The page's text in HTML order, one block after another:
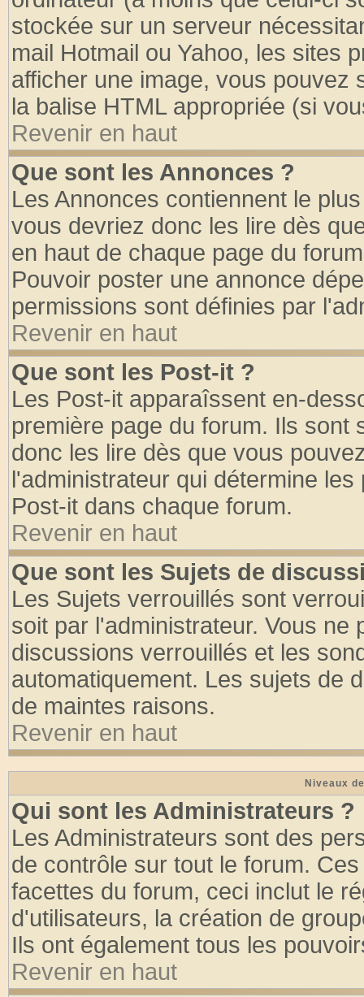
stockée sur un serveur
mail Hotmail ou Yahoo, les sites
afficher une image, vous pouvez
la balise HTML appropriée (si
Revenir en haut
Que sont les Annonces ?
Les Annonces contiennent le
vous devriez donc les lire dès
en haut de chaque page du
Pouvoir poster une annonce
permissions sont définies par
Revenir en haut
Que sont les Post-it ?
Les Post-it apparaîssent en-
première page du forum. Ils
donc les lire dès que vous
l'administrateur qui détermine
Post-it dans chaque forum.
Revenir en haut
Que sont les Sujets de
Les Sujets verrouillés sont
soit par l'administrateur. Vous
discussions verrouillés et les
automatiquement. Les sujets de
de maintes raisons.
Revenir en haut
Niveaux
Qui sont les Administrateurs ?
Les Administrateurs sont des
de contrôle sur tout le forum.
facettes du forum, ceci inclut le
d'utilisateurs, la création de
Ils ont également tous les
Revenir en haut